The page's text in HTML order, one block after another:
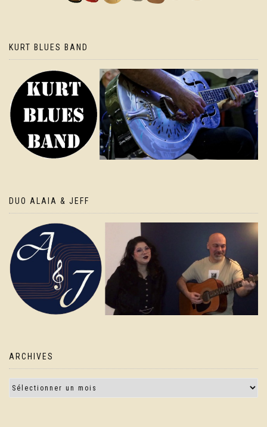
KURT BLUES BAND
DUO ALAIA & JEFF
ARCHIVES